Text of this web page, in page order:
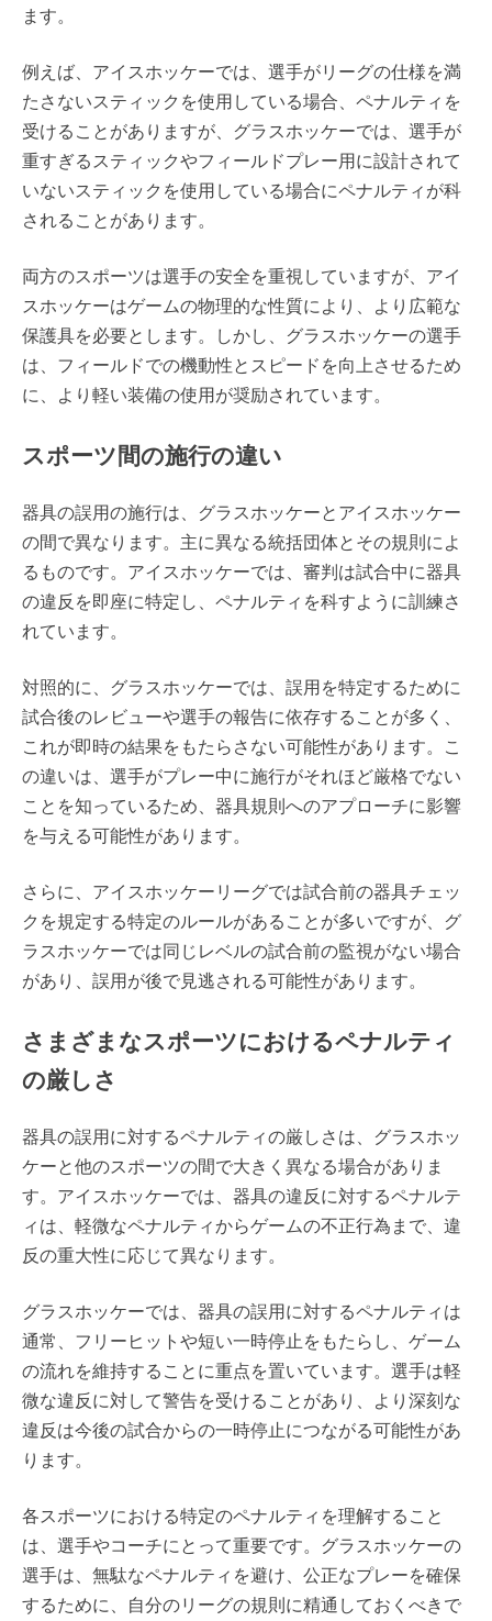
ます。
例えば、アイスホッケーでは、選手がリーグの仕様を満
たさないスティックを使用している場合、ペナルティを
受けることがありますが、グラスホッケーでは、選手が
重すぎるスティックやフィールドプレー用に設計されて
いないスティックを使用している場合にペナルティが科
されることがあります。
両方のスポーツは選手の安全を重視していますが、アイ
スホッケーはゲームの物理的な性質により、より広範な
保護具を必要とします。しかし、グラスホッケーの選手
は、フィールドでの機動性とスピードを向上させるため
に、より軽い装備の使用が奨励されています。
スポーツ間の施行の違い
器具の誤用の施行は、グラスホッケーとアイスホッケー
の間で異なります。主に異なる統括団体とその規則によ
るものです。アイスホッケーでは、審判は試合中に器具
の違反を即座に特定し、ペナルティを科すように訓練さ
れています。
対照的に、グラスホッケーでは、誤用を特定するために
試合後のレビューや選手の報告に依存することが多く、
これが即時の結果をもたらさない可能性があります。こ
の違いは、選手がプレー中に施行がそれほど厳格でない
ことを知っているため、器具規則へのアプローチに影響
を与える可能性があります。
さらに、アイスホッケーリーグでは試合前の器具チェッ
クを規定する特定のルールがあることが多いですが、グ
ラスホッケーでは同じレベルの試合前の監視がない場合
があり、誤用が後で見逃される可能性があります。
さまざまなスポーツにおけるペナルティ
の厳しさ
器具の誤用に対するペナルティの厳しさは、グラスホッ
ケーと他のスポーツの間で大きく異なる場合がありま
す。アイスホッケーでは、器具の違反に対するペナルテ
ィは、軽微なペナルティからゲームの不正行為まで、違
反の重大性に応じて異なります。
グラスホッケーでは、器具の誤用に対するペナルティは
通常、フリーヒットや短い一時停止をもたらし、ゲーム
の流れを維持することに重点を置いています。選手は軽
微な違反に対して警告を受けることがあり、より深刻な
違反は今後の試合からの一時停止につながる可能性があ
ります。
各スポーツにおける特定のペナルティを理解すること
は、選手やコーチにとって重要です。グラスホッケーの
選手は、無駄なペナルティを避け、公正なプレーを確保
するために、自分のリーグの規則に精通しておくべきで